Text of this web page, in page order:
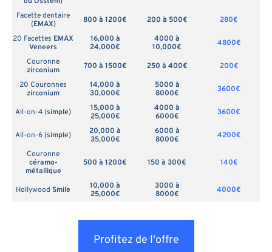
Facette dentaire
(EMAX) 800 à 1200€ 200 à 500€
280€
20 Facettes EMAX
Veneers
16,000 à
24,000€
4000 à
10,000€
4800€
Couronne
zirconium
700 à 1500€ 250 à 400€
200€
20 Couronnes
zirconium
14,000 à
30,000€
5000 à
8000€
3600€
All-on-4 (simple)
15,000 à
25,000€
4000 à
6000€
3600€
All-on-6 (simple)
20,000 à
35,000€
6000 à
8000€
4200€
Couronne
céramo-
métallique
500 à 1200€ 150 à 300€ 140€
Hollywood Smile
10,000 à
25,000€
3000 à
8000€
4000€
Profitez de l'offre